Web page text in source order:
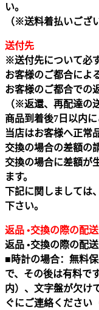
い。
（※送料着払いござ
送付先
※送付先について必
お客様のご都合によ
お客様のご都合での
（※返還、再配達の
商品到着後7日以内
当店はお客様へ正常
交換の場合の差額の
交換の場合に差額が
ます。
下記に関しましては
下さい。
返品 •交換の際の配
返品 •交換の際の配
■時計の場合：無料
で、その後は有料で
内）、文字盤が欠け
ぐにご連絡ください